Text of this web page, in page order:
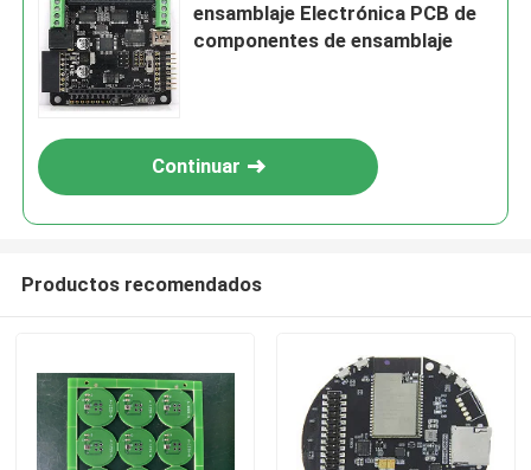
ensamblaje Electrónica PCB de
componentes de ensamblaje
Continuar
Productos recomendados